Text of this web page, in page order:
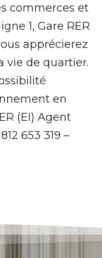
commerces et
1, Gare RER
apprécierez
vie de quartier.
en
(EI) Agent
653 319 –